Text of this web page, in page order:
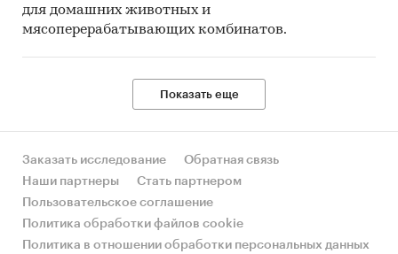
для домашних животных и
мясоперерабатывающих комбинатов.
Показать еще
Заказать исследование
Обратная связь
Наши партнеры
Стать партнером
Пользовательское соглашение
Политика обработки файлов cookie
Политика в отношении обработки персональных данных